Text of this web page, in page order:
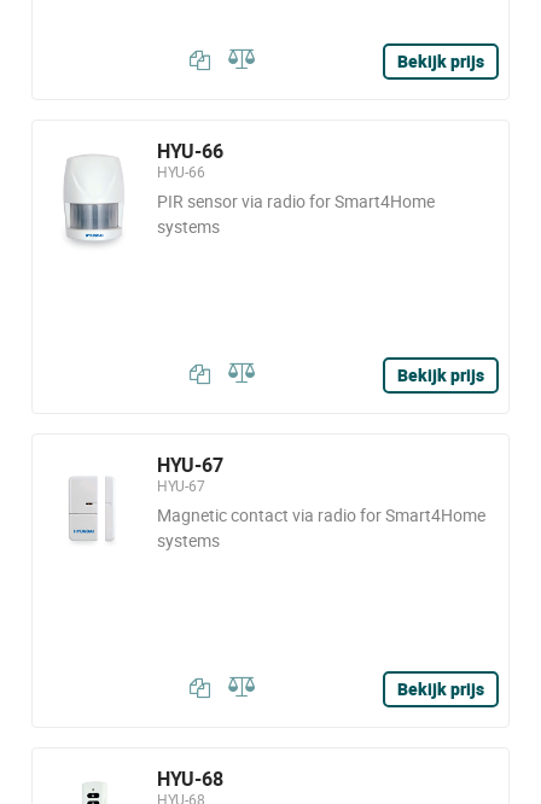
Bekijk prijs
HYU-66
HYU-66
PIR sensor via radio for Smart4Home
systems
Bekijk prijs
HYU-67
HYU-67
Magnetic contact via radio for Smart4Home
systems
Bekijk prijs
HYU-68
HYU-68